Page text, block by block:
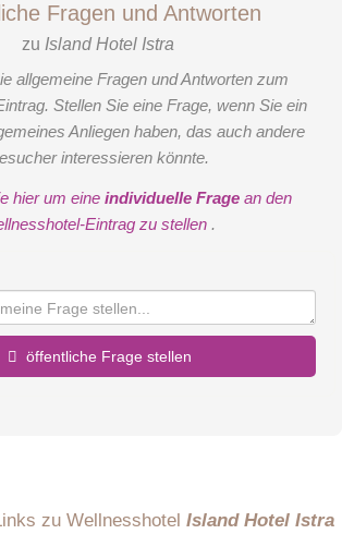
Fragen und Antworten
zu Island Hotel Istra
allgemeine Fragen und Antworten zum
Stellen Sie eine Frage, wenn Sie ein
Anliegen haben, das auch andere
interessieren könnte.
hier um eineindividuelle Frage an den
Eintrag zu stellen .
öffentliche Frage stellen
zu Wellnesshotel Island Hotel Istra